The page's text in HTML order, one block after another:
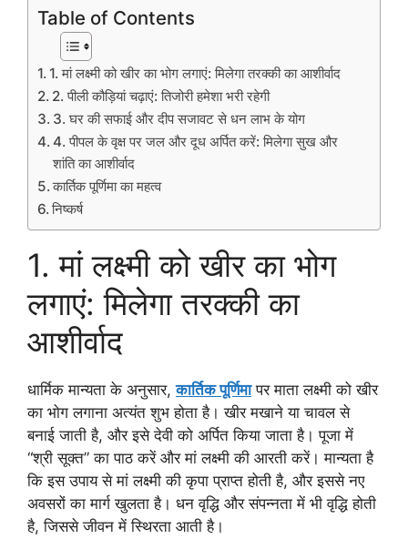
Table of Contents
1. मां लक्ष्मी को खीर का भोग लगाएं: मिलेगा तरक्की का आशीर्वाद
2. पीली कौड़ियां चढ़ाएं: तिजोरी हमेशा भरी रहेगी
3. घर की सफाई और दीप सजावट से धन लाभ के योग
4. पीपल के वृक्ष पर जल और दूध अर्पित करें: मिलेगा सुख और
शांति का आशीर्वाद
कार्तिक पूर्णिमा का महत्व
निष्कर्ष
1. मां लक्ष्मी को खीर का भोग
लगाएं: मिलेगा तरक्की का
आशीर्वाद
धार्मिक मान्यता के अनुसार,कार्तिक पूर्णिमापर माता लक्ष्मी को खीर
का भोग लगाना अत्यंत शुभ होता है। खीर मखाने या चावल से
बनाई जाती है, और इसे देवी को अर्पित किया जाता है। पूजा में
“श्री सूक्त” का पाठ करें और मां लक्ष्मी की आरती करें। मान्यता है
कि इस उपाय से मां लक्ष्मी की कृपा प्राप्त होती है, और इससे नए
अवसरों का मार्ग खुलता है। धन वृद्धि और संपन्नता में भी वृद्धि होती
है, जिससे जीवन में स्थिरता आती है।